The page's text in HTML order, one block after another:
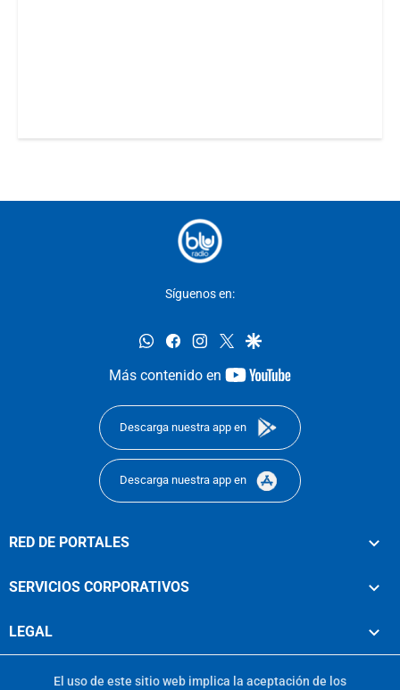
Síguenos en:
whatsappfacebookinstagram
twittergoogle
Más contenido en
youtube-
Descarga nuestra app en
Descarga nuestra app en
RED DE PORTALES
SERVICIOS CORPORATIVOS
LEGAL
El uso de este sitio web implica la aceptación de los